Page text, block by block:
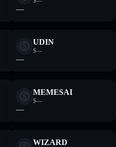
—
UDIN
$—
—
MEMESAI
$—
—
WIZARD